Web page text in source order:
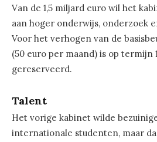
Van de 1,5 miljard euro wil het
aan hoger onderwijs, onderzoek
Voor het verhogen van de
(50 euro per maand) is op termijn
gereserveerd.
Talent
Het vorige kabinet wilde
internationale studenten, maar